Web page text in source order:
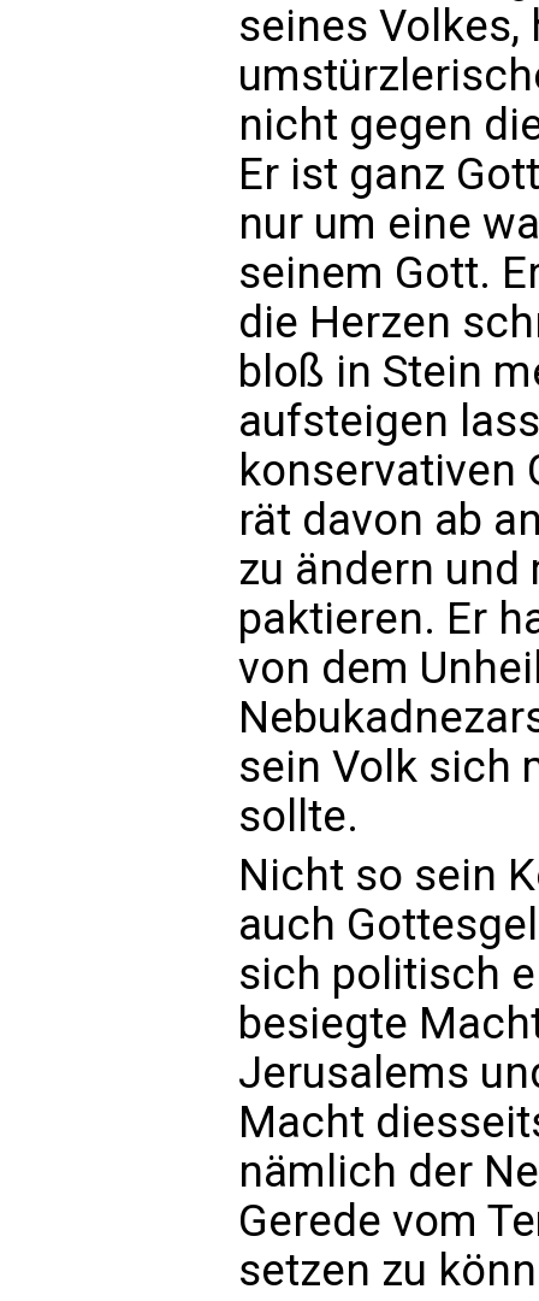
seines Volkes,
nicht gegen
Er ist ganz
nur um eine
seinem Gott.
die Herzen
bloß in Stein
aufsteigen
konservativen
rät davon ab
zu ändern und
paktieren. Er
von dem
sein Volk sich
sollte.
Nicht so sein
auch
sich politisch
besiegte
Jerusalems
Macht
nämlich der
Gerede vom
setzen zu